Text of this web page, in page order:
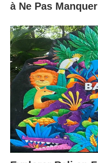
à Ne Pas